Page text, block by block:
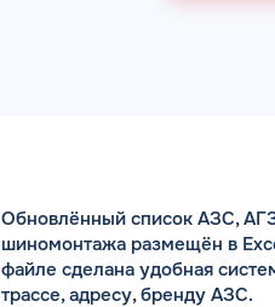
Обновлённый список АЗС,
шиномонтажа размещён в
файле сделана удобная
трассе, адресу, бренду АЗС.